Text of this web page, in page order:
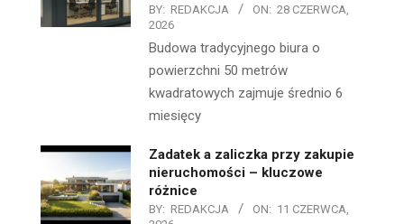
BY: REDAKCJA ON: 28 CZERWCA,
2026
Budowa tradycyjnego biura o
powierzchni 50 metrów
kwadratowych zajmuje średnio 6
miesięcy
Zadatek a zaliczka przy zakupie
nieruchomości – kluczowe
różnice
BY: REDAKCJA ON: 11 CZERWCA,